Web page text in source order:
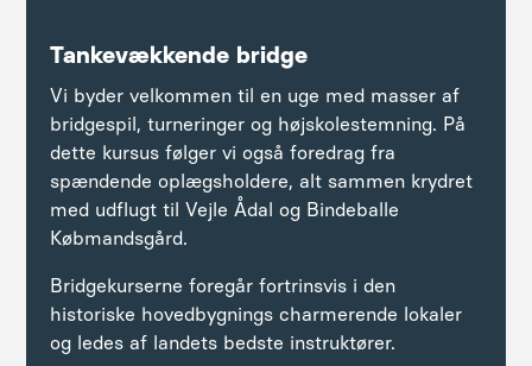
Tankevækkende bridge
Vi byder velkommen til en uge med masser af
bridgespil, turneringer og højskolestemning. På
dette kursus følger vi også foredrag fra
spændende oplægsholdere, alt sammen krydret
med udflugt til Vejle Ådal og Bindeballe
Købmandsgård.
Bridgekurserne foregår fortrinsvis i den
historiske hovedbygnings charmerende lokaler
og ledes af landets bedste instruktører.